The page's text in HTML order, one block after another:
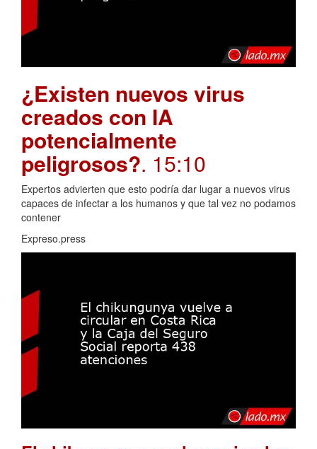
¿Existen nuevos virus
creados con IA
potencialmente
peligrosos?. 15:10
Expertos advierten que esto podría dar lugar a nuevos virus
capaces de infectar a los humanos y que tal vez no podamos
contener
Expreso.press